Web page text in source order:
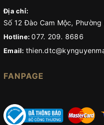
Địa chỉ:
Số 12 Đào Cam Mộc,
Hotline:077. 209. 8686
Email:
FANPAGE